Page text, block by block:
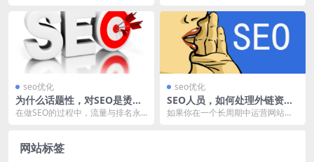
用，在SEO的工作中...
的角度，它是新品牌推广...
seo优化
为什么话题性，对SEO是烫手
的山芋？
在做SEO的过程中，流量与排名永
seo优化
SEO人员，如何处理外链资源
丰富的旧页面？
如果你在一个长周期中运营网站，
网站标签